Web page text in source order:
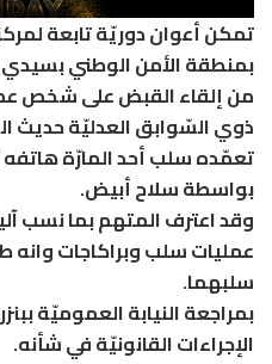
تمكن أعوان دوريّة تابعة
ذوي السّوابق العدليّة حديث
تعمّده سلب أحد المارّة هاتفه
بواسطة سلاح أبيض.
وقد اعترف المتهم بما نسب
عمليات سلب وبراكاجات وانه
سلبهما.
بمراجعة النيابة العموميّة
الإجراءات القانونيّة في شأنه.